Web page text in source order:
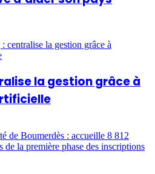
la gestion grâce à